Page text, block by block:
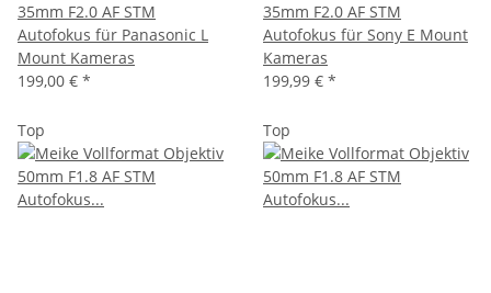
35mm F2.0 AF STM
Autofokus für Panasonic L
Mount Kameras
199,00 € *
35mm F2.0 AF STM
Autofokus für Sony E Mount
Kameras
199,99 € *
Top Top